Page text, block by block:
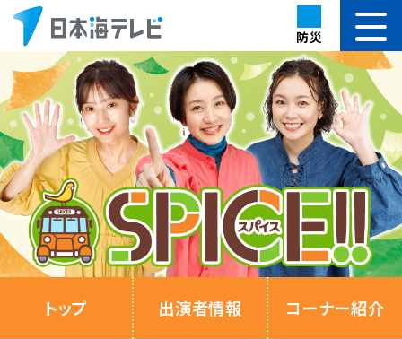
防災
トップ 出演者情報 コーナー紹介